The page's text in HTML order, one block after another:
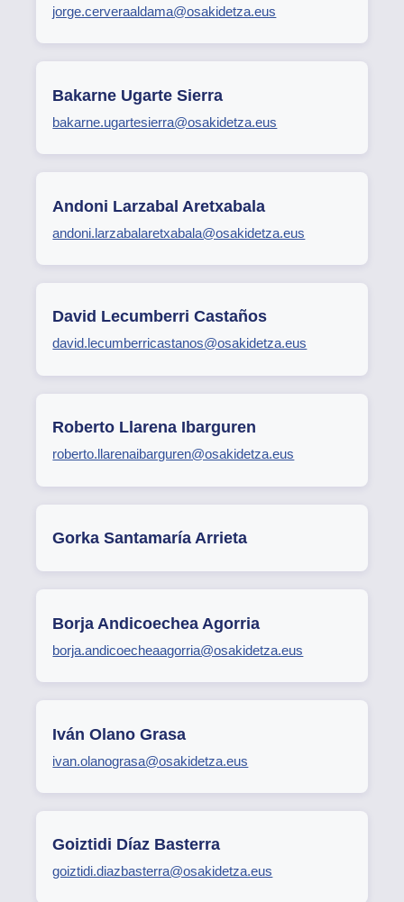
jorge.cerveraaldama@osakidetza.eus
Bakarne Ugarte Sierra
bakarne.ugartesierra@osakidetza.eus
Andoni Larzabal Aretxabala
andoni.larzabalaretxabala@osakidetza.eus
David Lecumberri Castaños
david.lecumberricastanos@osakidetza.eus
Roberto Llarena Ibarguren
roberto.llarenaibarguren@osakidetza.eus
Gorka Santamaría Arrieta
Borja Andicoechea Agorria
borja.andicoecheaagorria@osakidetza.eus
Iván Olano Grasa
ivan.olanograsa@osakidetza.eus
Goiztidi Díaz Basterra
goiztidi.diazbasterra@osakidetza.eus